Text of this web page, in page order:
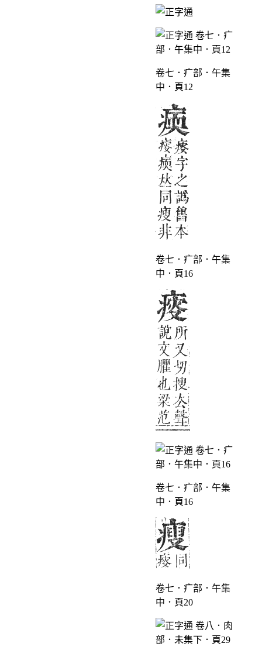
卷七．疒部．午集
中．頁12
卷七．疒部．午集
中．頁16
卷七．疒部．午集
中．頁16
卷七．疒部．午集
中．頁20